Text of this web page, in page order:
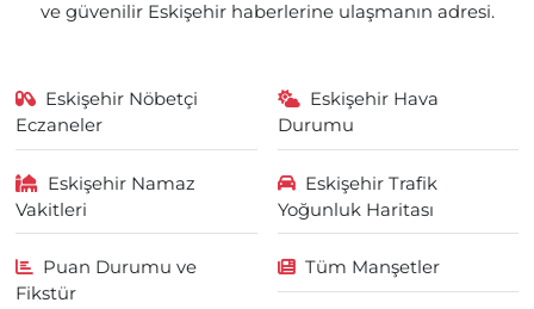
ve güvenilir Eskişehir haberlerine ulaşmanın adresi.
Eskişehir Nöbetçi
Eczaneler
Eskişehir Hava
Durumu
Eskişehir Namaz
Vakitleri
Eskişehir Trafik
Yoğunluk Haritası
Puan Durumu ve
Fikstür
Tüm Manşetler